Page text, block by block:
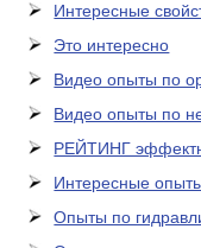
Интересные
Это интересно
Видео опыты по
Видео опыты по
РЕЙТИНГ
Интересные
Опыты по